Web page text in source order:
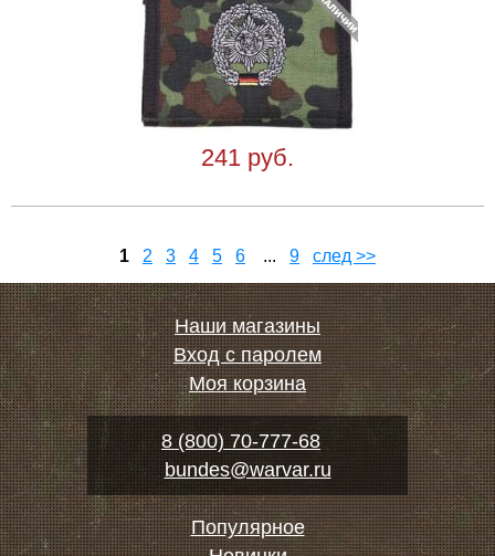
241 руб.
1 2 3 4 5 6 ... 9 след >>
Наши магазины
Вход с паролем
Моя корзина
8 (800) 70-777-68
bundes@warvar.ru
Популярное